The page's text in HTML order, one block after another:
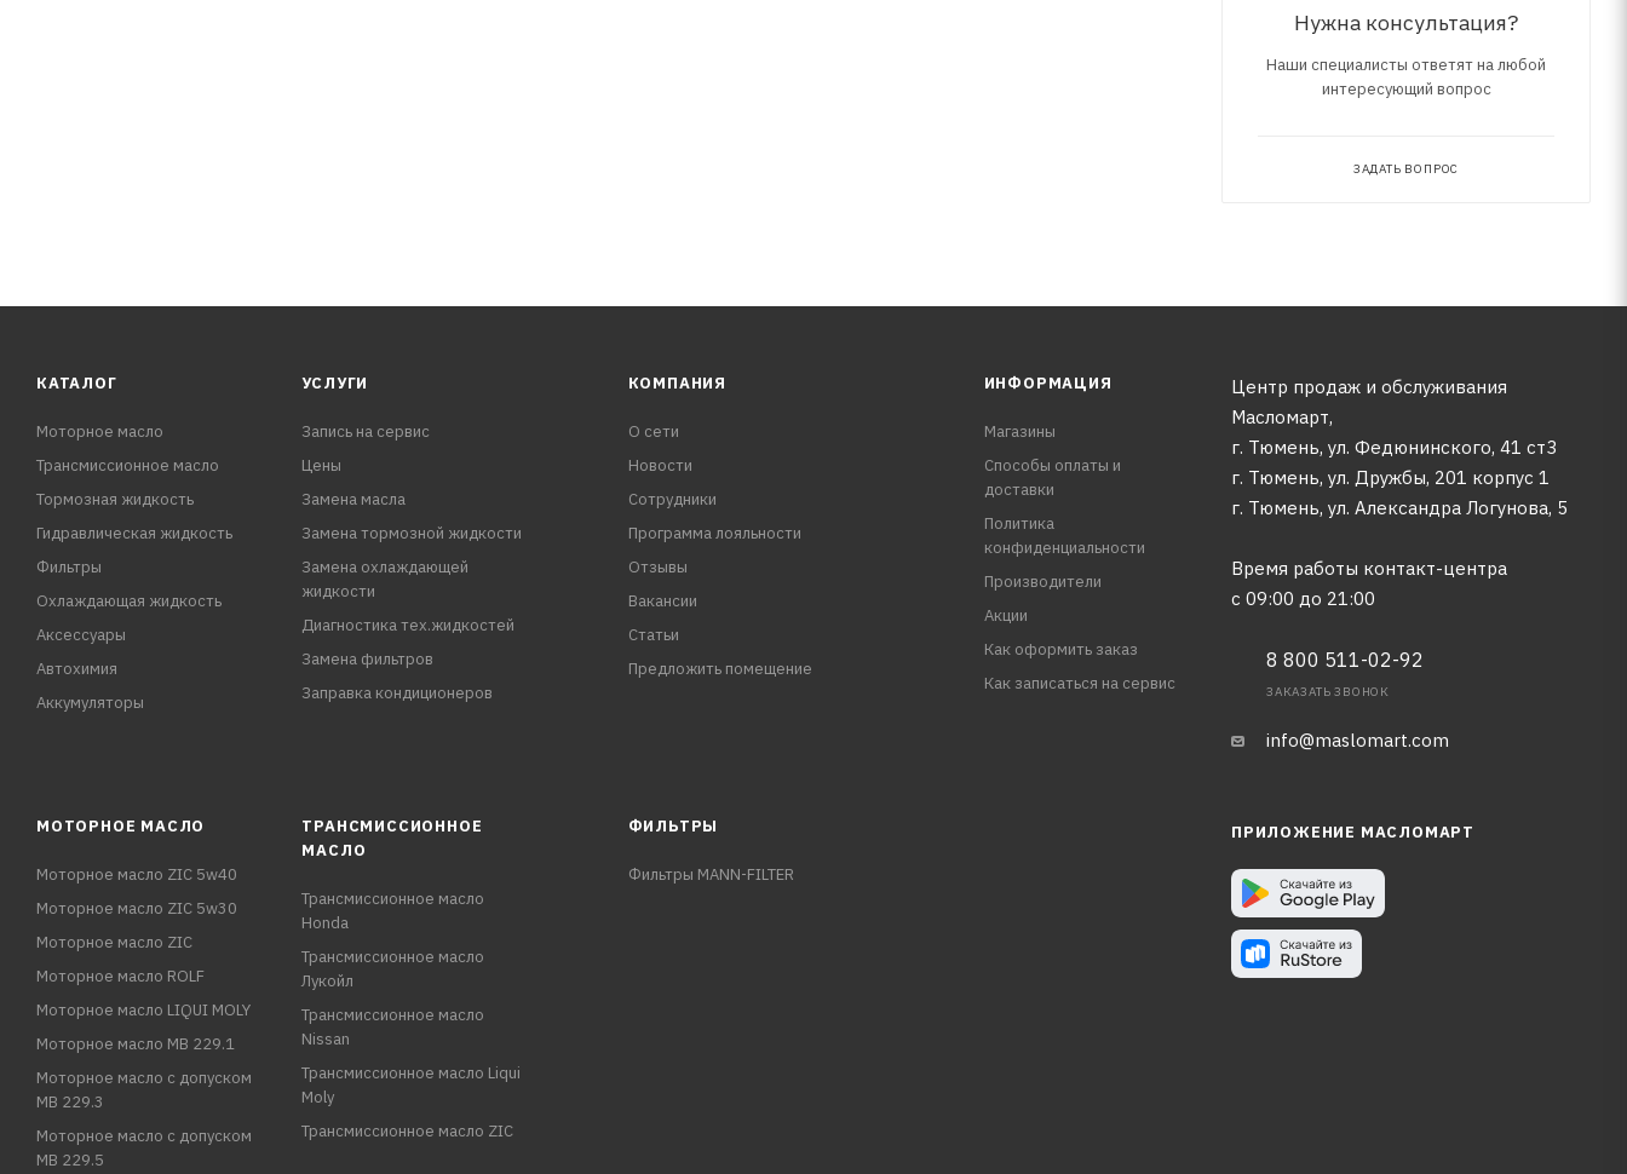
Нужна консультация?
Наши специалисты ответят на любой
интересующий вопрос
ЗАДАТЬ ВОПРОС
КАТАЛОГ
Моторное масло
Трансмиссионное масло
Тормозная жидкость
Гидравлическая жидкость
Фильтры
Охлаждающая жидкость
Аксессуары
Автохимия
Аккумуляторы
УСЛУГИ
Запись на сервис
Цены
Замена масла
Замена тормозной жидкости
Замена охлаждающей
жидкости
Диагностика тех.жидкостей
Замена фильтров
Заправка кондиционеров
КОМПАНИЯ
О сети
Новости
Сотрудники
Программа лояльности
Отзывы
Вакансии
Статьи
Предложить помещение
ИНФОРМАЦИЯ
Магазины
Способы оплаты и
доставки
Политика
конфиденциальности
Производители
Акции
Как оформить заказ
Как записаться на сервис
Центр продаж и обслуживания
Масломарт,
г. Тюмень, ул. Федюнинского, 41 ст3
г. Тюмень, ул. Дружбы, 201 корпус 1
г. Тюмень, ул. Александра Логунова, 5
Время работы контакт-центра
с 09:00 до 21:00
8 800 511-02-92
ЗАКАЗАТЬ ЗВОНОК
info@maslomart.com
МОТОРНОЕ МАСЛО
Моторное масло ZIC 5w40
Моторное масло ZIC 5w30
Моторное масло ZIC
Моторное масло ROLF
Моторное масло LIQUI MOLY
Моторное масло MB 229.1
Моторное масло с допуском
MB 229.3
Моторное масло с допуском
MB 229.5
ТРАНСМИССИОННОЕ
МАСЛО
Трансмиссионное масло
Honda
Трансмиссионное масло
Лукойл
Трансмиссионное масло
Nissan
Трансмиссионное масло Liqui
Moly
Трансмиссионное масло ZIC
ФИЛЬТРЫ
Фильтры MANN-FILTER
ПРИЛОЖЕНИЕ МАСЛОМАРТ